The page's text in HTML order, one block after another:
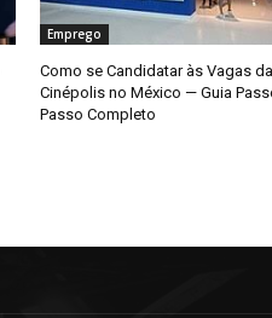
Emprego
Como se Candidatar às Vagas da
Cinépolis no México — Guia
Passo Completo